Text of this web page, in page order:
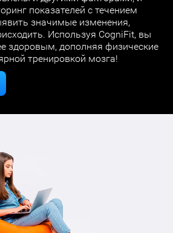
показателей с течением
значимые изменения,
Используя CogniFit, вы
здоровым, дополняя физические
тренировкой мозга!